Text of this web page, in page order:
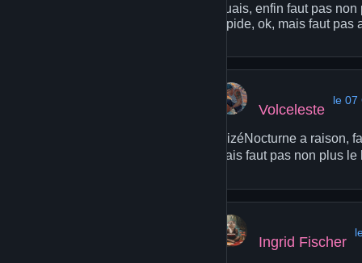
Ouais, enfin faut pas
rapide, ok, mais faut pas
Volceleste
le 07
AlizéNocturne a raison,
mais faut pas non plus
Ingrid Fischer